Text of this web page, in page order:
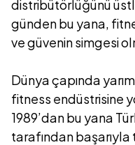
distribütörlüğünü
günden bu yana,
ve güvenin simgesi
Dünya çapında
fitness endüstrisine
1989’dan bu yana
tarafından